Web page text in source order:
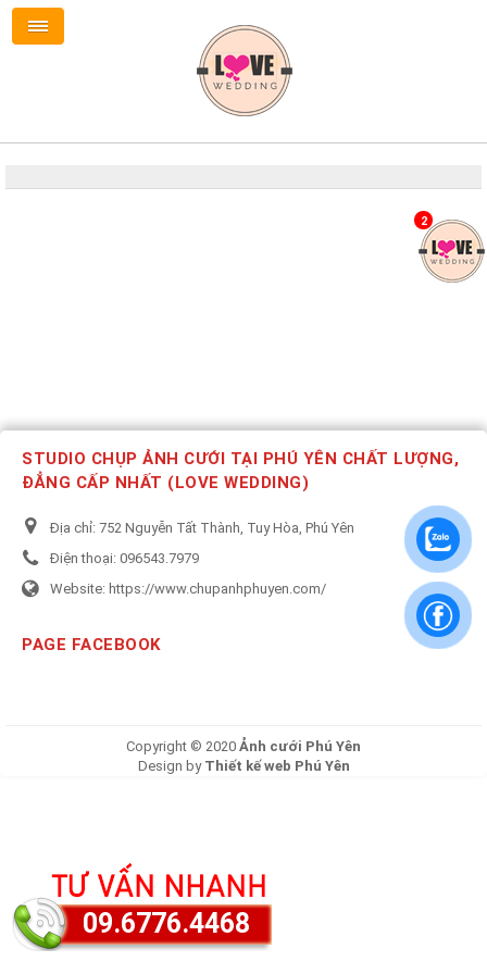
STUDIO CHỤP ẢNH CƯỚI TẠI PHÚ YÊN CHẤT LƯỢNG,
ĐẲNG CẤP NHẤT (LOVE WEDDING)
Địa chỉ: 752 Nguyễn Tất Thành, Tuy Hòa, Phú Yên
Điện thoại: 096543.7979
Website: https://www.chupanhphuyen.com/
PAGE FACEBOOK
Copyright © 2020 Ảnh cưới Phú Yên
Design by Thiết kế web Phú Yên
2
09.6776.4468